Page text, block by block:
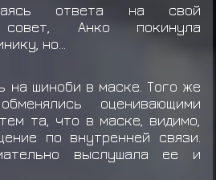
ответа на свой
совет, Анко покинула
но...
на шиноби в маске. Того же
оценивающими
та, что в маске, видимо,
по внутренней связи.
выслушала ее и